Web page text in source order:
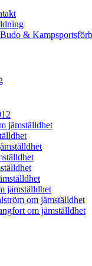
&
jämställdhet
jämställdhet
om jämställdhet
om jämställdhet